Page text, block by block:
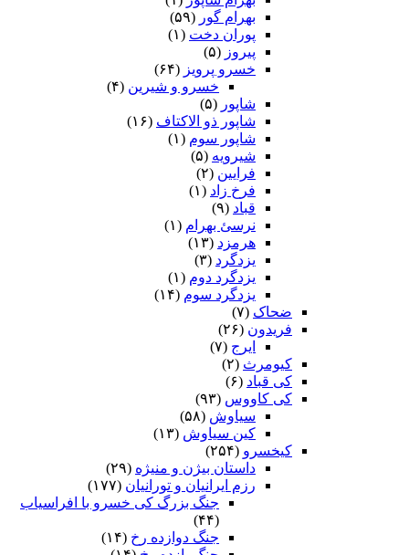
بهرام گور (۵۹)
پوران دخت (۱)
پیروز (۵)
خسرو پرویز (۶۴)
خسرو و شیرین (۴)
شاپور (۵)
شاپور ذو الاکتاف (۱۶)
شاپور سوم‏ (۱)
شیرویه (۵)
فرایین (۲)
فرخ زاد (۱)
قباد (۹)
نرسئ بهرام‏ (۱)
هرمزد (۱۳)
یزدگرد (۳)
یزدگرد دوم (۱)
یزدگرد سوم (۱۴)
ضحاک (۷)
فریدون (۲۶)
ایرج (۷)
کیومرث (۲)
کی قباد (۶)
کی کاووس (۹۳)
سیاوش (۵۸)
کین سیاوش (۱۳)
کیخسرو (۲۵۴)
داستان بیژن و منیژه (۲۹)
رزم ایرانیان و تورانیان (۱۷۷)
جنگ بزرگ کی خسرو با افراسیاب
(۴۴)
جنگ دوازده رخ (۱۴)